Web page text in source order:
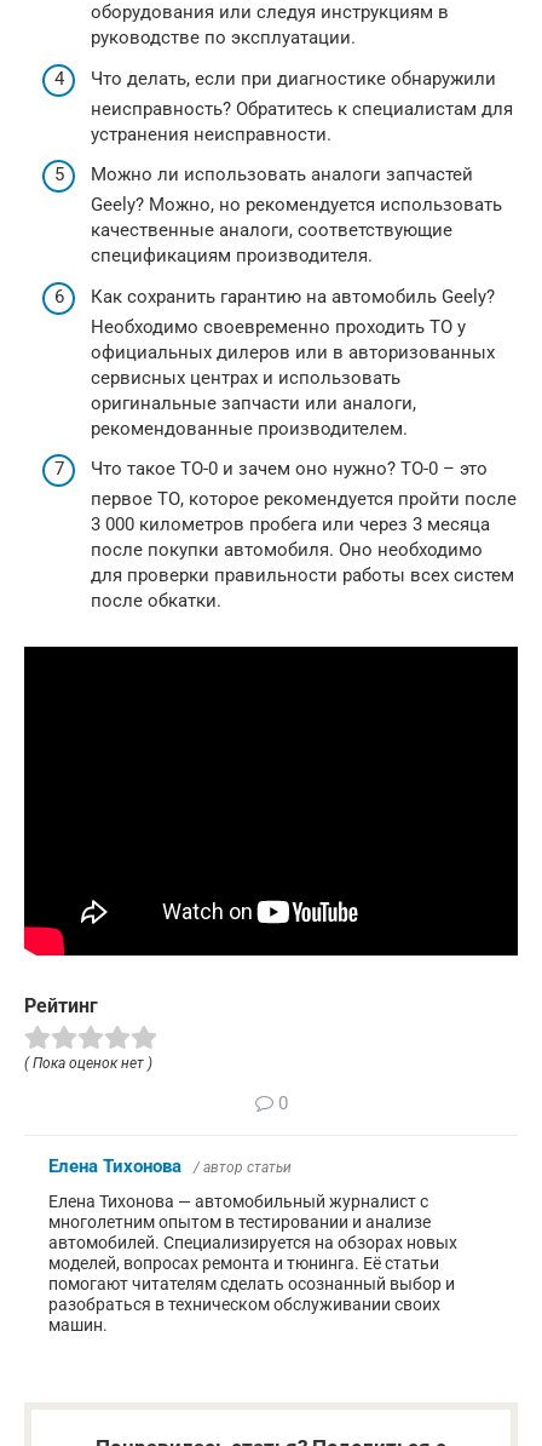
оборудования или следуя инструкциям в
руководстве по эксплуатации.
Что делать, если при диагностике обнаружили
неисправность? Обратитесь к специалистам для
устранения неисправности.
Можно ли использовать аналоги запчастей
Geely? Можно, но рекомендуется использовать
качественные аналоги, соответствующие
спецификациям производителя.
Как сохранить гарантию на автомобиль Geely?
Необходимо своевременно проходить ТО у
официальных дилеров или в авторизованных
сервисных центрах и использовать
оригинальные запчасти или аналоги,
рекомендованные производителем.
Что такое ТО-0 и зачем оно нужно? ТО-0 – это
первое ТО, которое рекомендуется пройти после
3 000 километров пробега или через 3 месяца
после покупки автомобиля. Оно необходимо
для проверки правильности работы всех систем
после обкатки.
Рейтинг
( Пока оценок нет )
0
Елена Тихонова / автор статьи
Елена Тихонова — автомобильный журналист с
многолетним опытом в тестировании и анализе
автомобилей. Специализируется на обзорах новых
моделей, вопросах ремонта и тюнинга. Её статьи
помогают читателям сделать осознанный выбор и
разобраться в техническом обслуживании своих
машин.